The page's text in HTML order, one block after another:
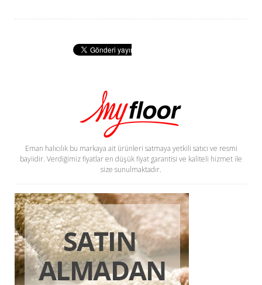
Eman halıcılık bu markaya ait ürünleri satmaya yetkili satıcı ve resmi
bayiidir. Verdiğimiz fiyatlar en düşük fiyat garantisi ve kaliteli hizmet ile
size sunulmaktadır.